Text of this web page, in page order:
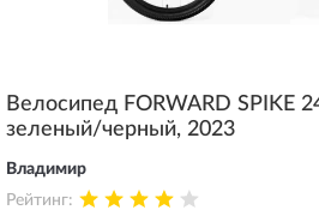
Велосипед FORWARD SPIKE
зеленый/черный, 2023
Владимир
Рейтинг: